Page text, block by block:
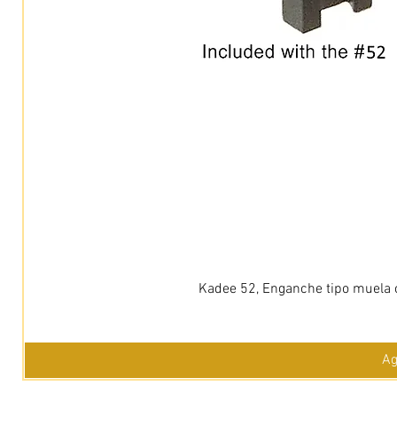
Kadee 52, Enganche tipo